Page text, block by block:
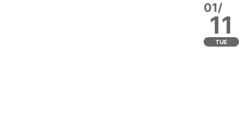
01/
11
TUE